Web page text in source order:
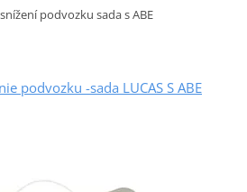
podvozku sada s ABE
podvozku -sada LUCAS S ABE